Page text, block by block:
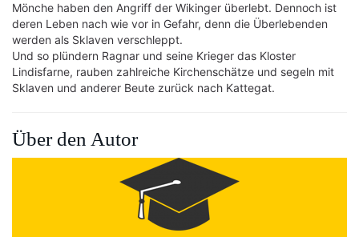
Mönche haben den Angriff der Wikinger überlebt. Dennoch ist
deren Leben nach wie vor in Gefahr, denn die Überlebenden
werden als Sklaven verschleppt.
Und so plündern Ragnar und seine Krieger das Kloster
Lindisfarne, rauben zahlreiche Kirchenschätze und segeln mit
Sklaven und anderer Beute zurück nach Kattegat.
Über den Autor